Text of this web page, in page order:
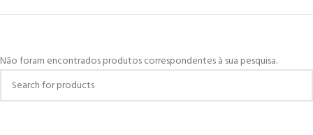
Não foram encontrados produtos correspondentes à sua pesquisa.